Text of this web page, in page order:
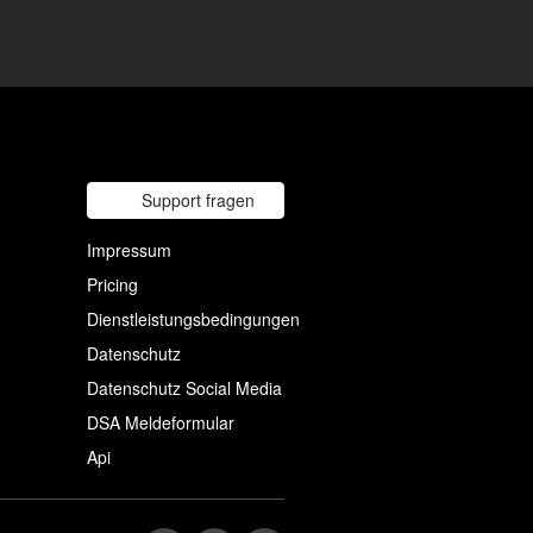
Support fragen
Impressum
Pricing
Dienstleistungsbedingungen
Datenschutz
Datenschutz Social Media
DSA Meldeformular
Api